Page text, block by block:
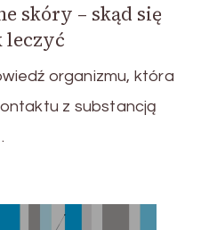
skóry – skąd się
leczyć
organizmu, która
z substancją